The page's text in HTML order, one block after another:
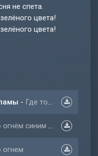
не спета.
цвета!
цвета!
- Где то между небом и морем
синим пламенем
огнем